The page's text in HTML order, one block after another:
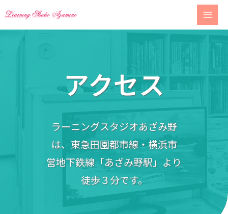
to
content
アクセス
ラーニングスタジオあざみ野
は、 東急田園都市線・横浜市
営地下鉄線「あざみ野駅」より
徒歩３分です。